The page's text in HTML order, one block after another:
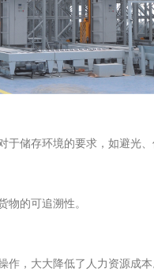
储存环境的要求，如避光、
物的可追溯性。
，大大降低了人力资源成本